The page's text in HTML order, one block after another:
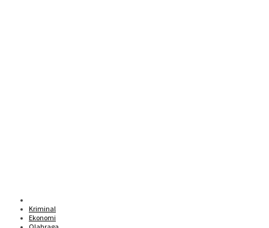
Kriminal
Ekonomi